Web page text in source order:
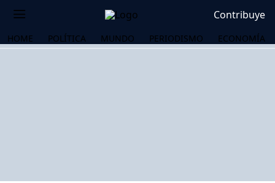
Contribuye
HOME POLÍTICA MUNDO PERIODISMO ECONOMÍA